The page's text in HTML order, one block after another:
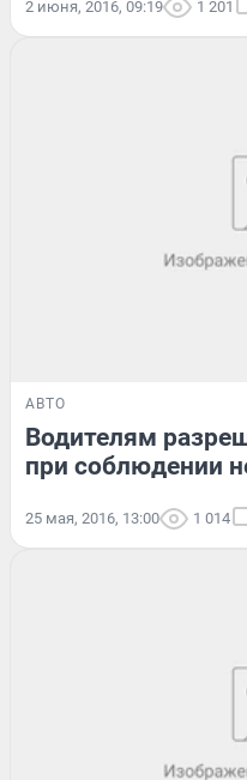
2 июня, 2016, 09:19 1 201
АВТО
Водителям
при соблюдении
25 мая, 2016, 13:00 1 014